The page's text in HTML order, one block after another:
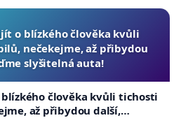
o blízkého člověka kvůli
nečekejme, až přibydou
slyšitelná auta!
člověka kvůli tichosti
až přibydou další,